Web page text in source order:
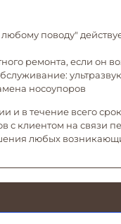
поводу"
ремонта, если он
носоупоров
и в течение всего
с клиентом на связи
любых